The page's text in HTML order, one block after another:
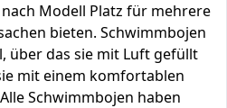
Modell Platz für mehrere
bieten. Schwimmbojen
über das sie mit Luft gefüllt
mit einem komfortablen
Schwimmbojen haben